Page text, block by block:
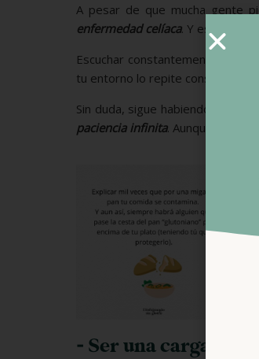
A pesar de que mucha gente
enfermedad celíaca. Y esto nos
Escuchar constantemente «eres
tu entorno lo repite
Sin duda, sigue habiendo una
paciencia infinita. Aunque a
- Ser una carga en